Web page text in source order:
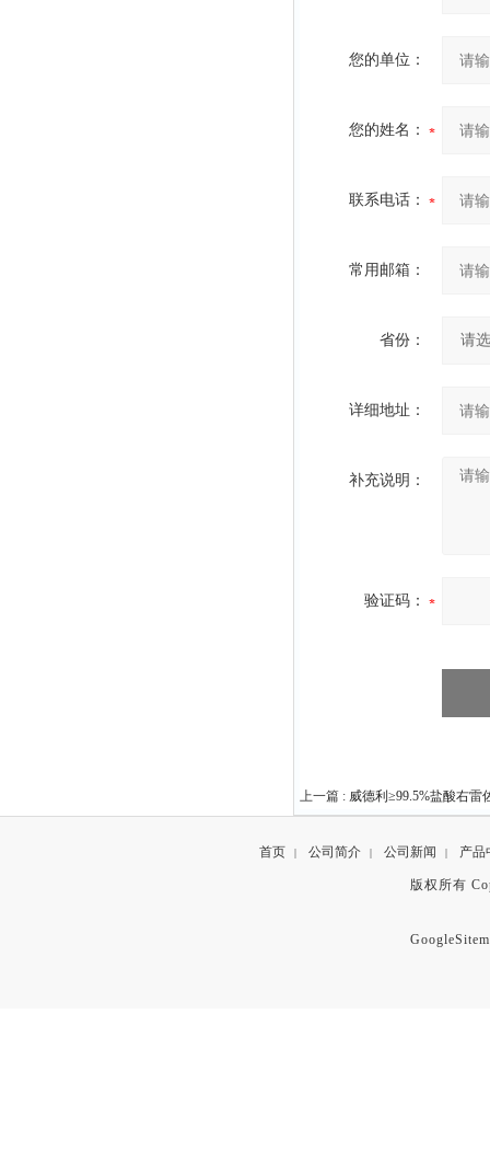
您的单位：
您的姓名：
联系电话：
常用邮箱：
省份：
详细地址：
补充说明：
验证码：
上一篇 : 威德利≥99.5%盐酸右雷
首页 | 公司简介 | 公司新闻 | 产品
版权所有